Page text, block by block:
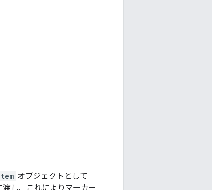
オブジェクトとして
渡し、これによりマーカー